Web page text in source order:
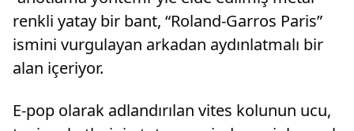
renkli yatay bir bant, “Roland-Garros Paris”
ismini vurgulayan arkadan aydınlatmalı bir
alan içeriyor.
E-pop olarak adlandırılan vites kolunun ucu,